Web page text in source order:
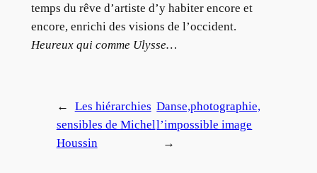
temps du rêve d’artiste d’y habiter encore et
encore, enrichi des visions de l’occident.
Heureux qui comme Ulysse…
←
Les hiérarchies
sensibles de Michel
Houssin
Danse,photographie,
l’impossible image
→